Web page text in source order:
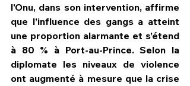
l'Onu, dans son intervention, affirme
que l’influence des gangs a atteint
une proportion alarmante et s’étend
à 80 % à Port-au-Prince. Selon la
diplomate les niveaux de violence
ont augmenté à mesure que la crise